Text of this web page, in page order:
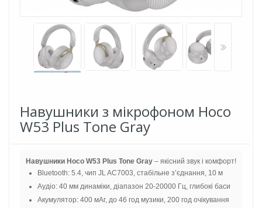
Навушники з мікрофоном Hoco
W53 Plus Tone Gray
Навушники Hoco W53 Plus Tone Gray – якісний звук і комфорт!
Bluetooth: 5.4, чип JL AC7003, стабільне з’єднання, 10 м
Аудіо: 40 мм динаміки, діапазон 20-20000 Гц, глибокі баси
Акумулятор: 400 мАг, до 46 год музики, 200 год очікування